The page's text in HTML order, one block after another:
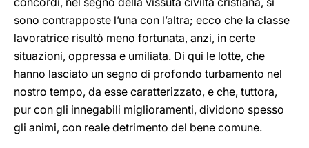
sono contrapposte l’una con l’altra; ecco che la classe
lavoratrice risultò meno fortunata, anzi, in certe
situazioni, oppressa e umiliata. Di qui le lotte, che
hanno lasciato un segno di profondo turbamento nel
nostro tempo, da esse caratterizzato, e che, tuttora,
pur con gli innegabili miglioramenti, dividono spesso
gli animi, con reale detrimento del bene comune.